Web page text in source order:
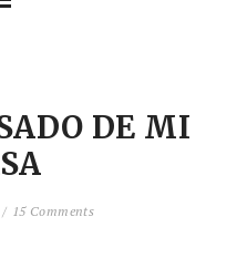
DE MI
/ 15 Comments